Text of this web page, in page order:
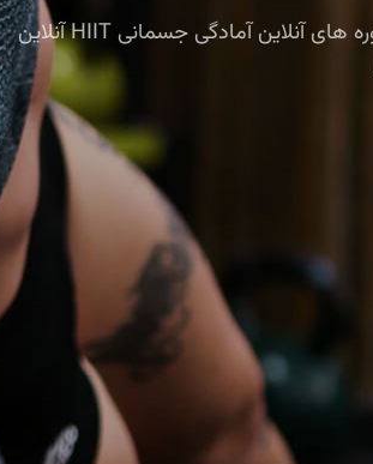
بهترین روش برای کاهش چربی! این هفته یکی از دوره های آنلاین آمادگی جسمانی HIIT آنلاین